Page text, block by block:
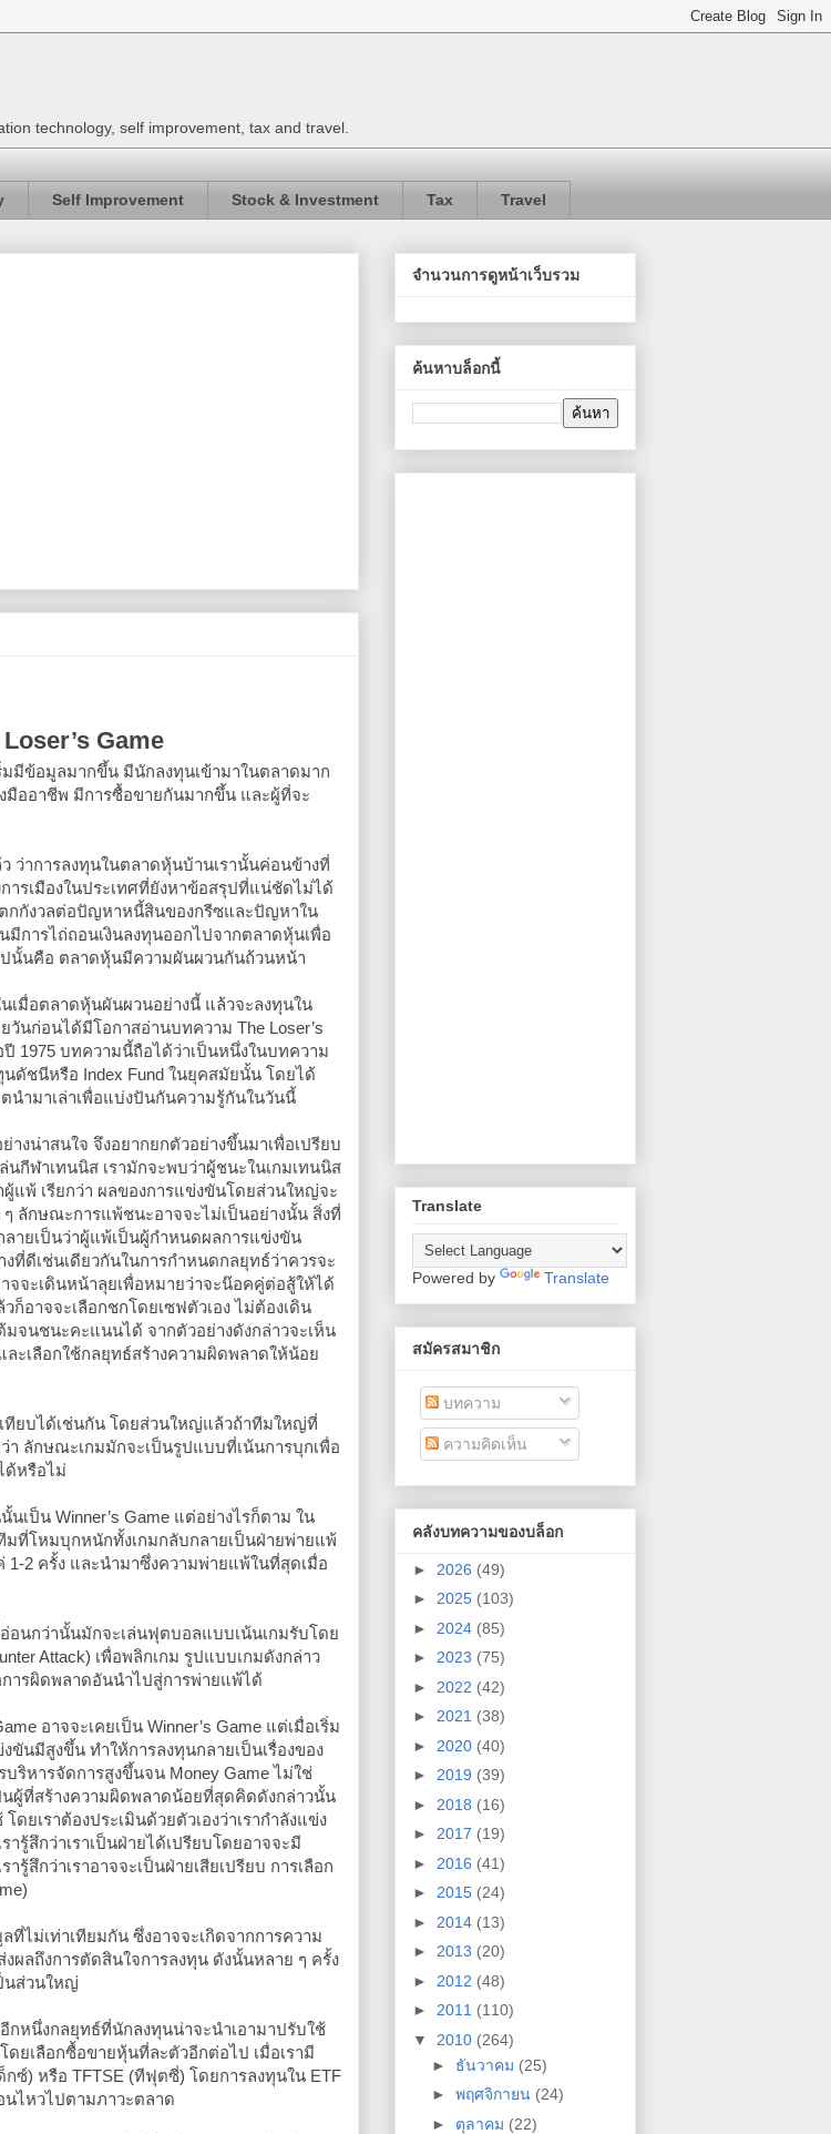
technology, self improvement, tax and travel.
Self Improvement Stock & Investment Tax Travel
Game
มมีข้อมูลมากขึ้น มีนักลงทุนเข้ามาในตลาดมาก
มืออาชีพ มีการซื้อขายกันมากขึ้น และผู้ที่จะ
ว่าการลงทุนในตลาดหุ้นบ้านเรานั้นค่อนข้างที่
ารเมืองในประเทศที่ยังหาข้อสรุปที่แน่ชัดไม่ได้
กกังวลต่อปัญหาหนี้สินของกรีซและปัญหาใน
การไถ่ถอนเงินลงทุนออกไปจากตลาดหุ้นเพื่อ
ปนั้นคือ ตลาดหุ้นมีความผันผวนกันถ้วนหน้า
เมื่อตลาดหุ้นผันผวนอย่างนี้ แล้วจะลงทุนใน
นก่อนได้มีโอกาสอ่านบทความ The Loser’s
1975 บทความนี้ถือได้ว่าเป็นหนึ่งในบทความ
ดัชนีหรือ Index Fund ในยุคสมัยนั้น โดยได้
นำมาเล่าเพื่อแบ่งปันกันความรู้กันในวันนี้
งน่าสนใจ จึงอยากยกตัวอย่างขึ้นมาเพื่อเปรียบ
กีฬาเทนนิส เรามักจะพบว่าผู้ชนะในเกมเทนนิส
แพ้ เรียกว่า ผลของการแข่งขันโดยส่วนใหญ่จะ
ลักษณะการแพ้ชนะอาจจะไม่เป็นอย่างนั้น สิ่งที่
ายเป็นว่าผู้แพ้เป็นผู้กำหนดผลการแข่งขัน
ที่ดีเช่นเดียวกันในการกำหนดกลยุทธ์ว่าควรจะ
าจจะเดินหน้าลุยเพื่อหมายว่าจะน๊อคคู่ต่อสู้ให้ได้
ก็อาจจะเลือกชกโดยเซฟตัวเอง ไม่ต้องเดิน
จนชนะคะแนนได้ จากตัวอย่างดังกล่าวจะเห็น
ละเลือกใช้กลยุทธ์สร้างความผิดพลาดให้น้อย
ทียบได้เช่นกัน โดยส่วนใหญ่แล้วถ้าทีมใหญ่ที่
า ลักษณะเกมมักจะเป็นรูปแบบที่เน้นการบุกเพื่อ
ด้หรือไม่
ป็น Winner’s Game แต่อย่างไรก็ตาม ใน
ที่โหมบุกหนักทั้งเกมกลับกลายเป็นฝ่ายพ่ายแพ้
1-2 ครั้ง และนำมาซึ่งความพ่ายแพ้ในที่สุดเมื่อ
อนกว่านั้นมักจะเล่นฟุตบอลแบบเน้นเกมรับโดย
Attack) เพื่อพลิกเกม รูปแบบเกมดังกล่าว
การผิดพลาดอันนำไปสู่การพ่ายแพ้ได้
อาจจะเคยเป็น Winner’s Game แต่เมื่อเริ่ม
นมีสูงขึ้น ทำให้การลงทุนกลายเป็นเรื่องของ
หารจัดการสูงขึ้นจน Money Game ไม่ใช่
นผู้ที่สร้างความผิดพลาดน้อยที่สุดคิดดังกล่าวนั้น
ยเราต้องประเมินด้วยตัวเองว่าเรากำลังแข่ง
รู้สึกว่าเราเป็นฝ่ายได้เปรียบโดยอาจจะมี
รู้สึกว่าเราอาจจะเป็นฝ่ายเสียเปรียบ การเลือก
ไม่เท่าเทียมกัน ซึ่งอาจจะเกิดจากการความ
ผลถึงการตัดสินใจการลงทุน ดังนั้นหลาย ๆ ครั้ง
นส่วนใหญ่
หนึ่งกลยุทธ์ที่นักลงทุนน่าจะนำเอามาปรับใช้
ยเลือกซื้อขายหุ้นที่ละตัวอีกต่อไป เมื่อเรามี
ซ์) หรือ TFTSE (ทีฟุตซี่) โดยการลงทุนใน ETF
นไหวไปตามภาวะตลาด
จำนวนการดูหน้าเว็บรวม
ค้นหาบล็อกนี้
Translate
Powered by Translate
สมัครสมาชิก
บทความ
ความคิดเห็น
คลังบทความของบล็อก
► 2026 (49)
► 2025 (103)
► 2024 (85)
► 2023 (75)
► 2022 (42)
► 2021 (38)
► 2020 (40)
► 2019 (39)
► 2018 (16)
► 2017 (19)
► 2016 (41)
► 2015 (24)
► 2014 (13)
► 2013 (20)
► 2012 (48)
► 2011 (110)
▼ 2010 (264)
► ธันวาคม (25)
► พฤศจิกายน (24)
► ตุลาคม (22)